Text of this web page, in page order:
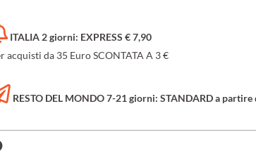
ITALIA 2 giorni: EXPRESS € 7,90
acquisti da 35 Euro SCONTATA A 3 €
RESTO DEL MONDO 7-21 giorni: STANDARD a partire